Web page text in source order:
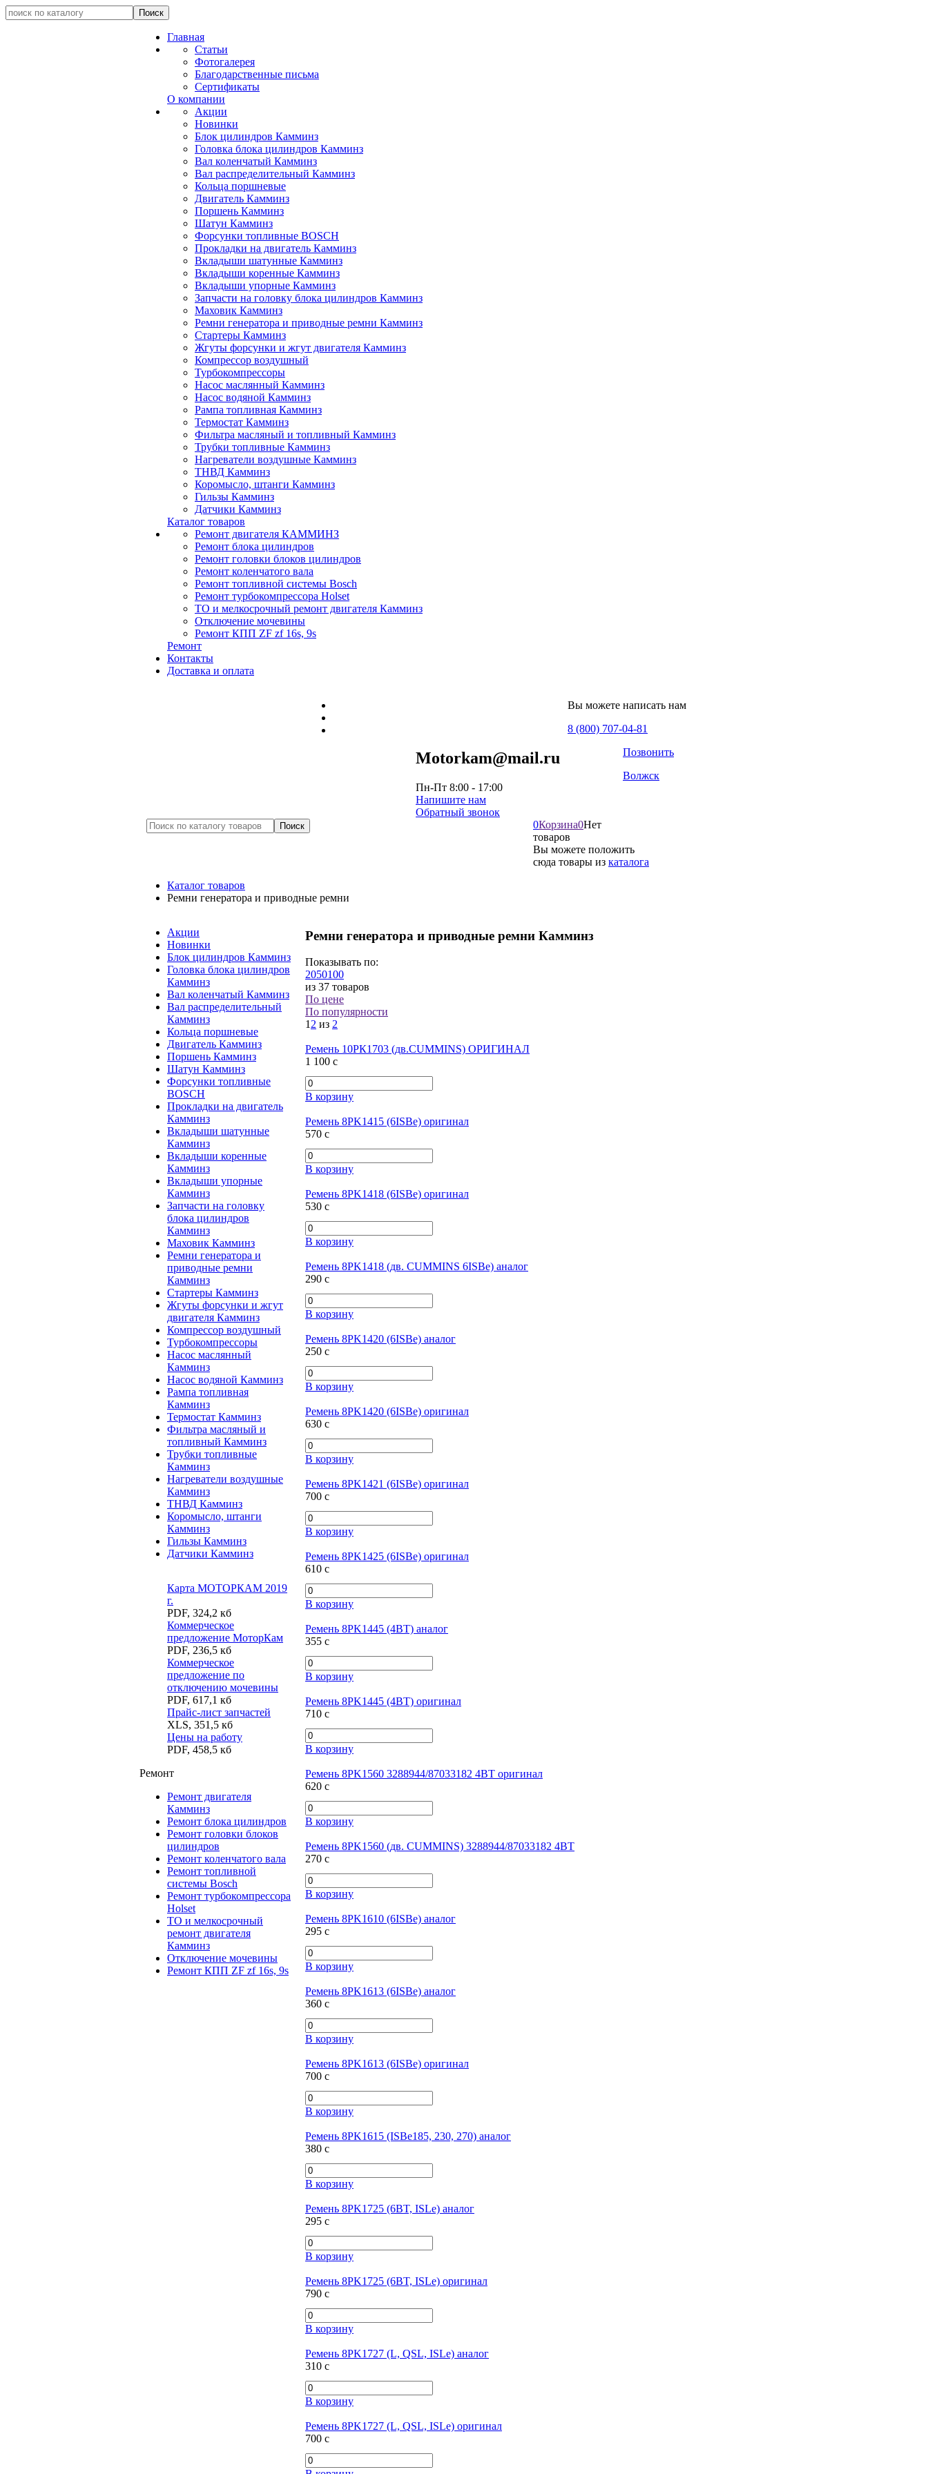
Главная
Статьи
Фотогалерея
Благодарственные письма
Сертификаты
О компании
Акции
Новинки
Блок цилиндров Камминз
Головка блока цилиндров Камминз
Вал коленчатый Камминз
Вал распределительный Камминз
Кольца поршневые
Двигатель Камминз
Поршень Камминз
Шатун Камминз
Форсунки топливные BOSCH
Прокладки на двигатель Камминз
Вкладыши шатунные Камминз
Вкладыши коренные Камминз
Вкладыши упорные Камминз
Запчасти на головку блока цилиндров Камминз
Маховик Камминз
Ремни генератора и приводные ремни Камминз
Стартеры Камминз
Жгуты форсунки и жгут двигателя Камминз
Компрессор воздушный
Турбокомпрессоры
Насос маслянный Камминз
Насос водяной Камминз
Рампа топливная Камминз
Термостат Камминз
Фильтра масляный и топливный Камминз
Трубки топливные Камминз
Нагреватели воздушные Камминз
ТНВД Камминз
Коромысло, штанги Камминз
Гильзы Камминз
Датчики Камминз
Каталог товаров
Ремонт двигателя КАММИНЗ
Ремонт блока цилиндров
Ремонт головки блоков цилиндров
Ремонт коленчатого вала
Ремонт топливной системы Bosch
Ремонт турбокомпрессора Holset
ТО и мелкосрочный ремонт двигателя Камминз
Отключение мочевины
Ремонт КПП ZF zf 16s, 9s
Ремонт
Контакты
Доставка и оплата
Вы можете написать нам
8 (800) 707-04-81
Motorkam@mail.ru
Пн-Пт 8:00 - 17:00
Напишите нам
Обратный звонок
Позвонить
Волжск
0Корзина0Нет
товаров
Вы можете положить
сюда товары из каталога
Каталог товаров
Ремни генератора и приводные ремни
Акции
Новинки
Блок цилиндров Камминз
Головка блока цилиндров
Камминз
Вал коленчатый Камминз
Вал распределительный
Камминз
Кольца поршневые
Двигатель Камминз
Поршень Камминз
Шатун Камминз
Форсунки топливные
BOSCH
Прокладки на двигатель
Камминз
Вкладыши шатунные
Камминз
Вкладыши коренные
Камминз
Вкладыши упорные
Камминз
Запчасти на головку
блока цилиндров
Камминз
Маховик Камминз
Ремни генератора и
приводные ремни
Камминз
Стартеры Камминз
Жгуты форсунки и жгут
двигателя Камминз
Компрессор воздушный
Турбокомпрессоры
Насос маслянный
Камминз
Насос водяной Камминз
Рампа топливная
Камминз
Термостат Камминз
Фильтра масляный и
топливный Камминз
Трубки топливные
Камминз
Нагреватели воздушные
Камминз
ТНВД Камминз
Коромысло, штанги
Камминз
Гильзы Камминз
Датчики Камминз
Карта МОТОРКАМ 2019
г.
PDF, 324,2 кб
Коммерческое
предложение МоторКам
PDF, 236,5 кб
Коммерческое
предложение по
отключению мочевины
PDF, 617,1 кб
Прайс-лист запчастей
XLS, 351,5 кб
Цены на работу
PDF, 458,5 кб
Ремонт
Ремонт двигателя
Камминз
Ремонт блока цилиндров
Ремонт головки блоков
цилиндров
Ремонт коленчатого вала
Ремонт топливной
системы Bosch
Ремонт турбокомпрессора
Holset
ТО и мелкосрочный
ремонт двигателя
Камминз
Отключение мочевины
Ремонт КПП ZF zf 16s, 9s
Ремни генератора и приводные ремни Камминз
Показывать по:
2050100
из 37 товаров
По цене
По популярности
1 2 из 2
Ремень 10РК1703 (дв.CUMMINS) ОРИГИНАЛ
1 100 c
В корзину
Ремень 8PK1415 (6ISBe) оригинал
570 c
В корзину
Ремень 8PK1418 (6ISBe) оригинал
530 c
В корзину
Ремень 8PK1418 (дв. CUMMINS 6ISBe) аналог
290 c
В корзину
Ремень 8PK1420 (6ISBe) аналог
250 c
В корзину
Ремень 8PK1420 (6ISBe) оригинал
630 c
В корзину
Ремень 8PK1421 (6ISBe) оригинал
700 c
В корзину
Ремень 8PK1425 (6ISBe) оригинал
610 c
В корзину
Ремень 8PK1445 (4BT) аналог
355 c
В корзину
Ремень 8PK1445 (4BT) оригинал
710 c
В корзину
Ремень 8PK1560 3288944/87033182 4BT оригинал
620 c
В корзину
Ремень 8PK1560 (дв. CUMMINS) 3288944/87033182 4BT
270 c
В корзину
Ремень 8PK1610 (6ISBe) аналог
295 c
В корзину
Ремень 8PK1613 (6ISBe) аналог
360 c
В корзину
Ремень 8PK1613 (6ISBe) оригинал
700 c
В корзину
Ремень 8PK1615 (ISBe185, 230, 270) аналог
380 c
В корзину
Ремень 8PK1725 (6BT, ISLe) аналог
295 c
В корзину
Ремень 8PK1725 (6BT, ISLe) оригинал
790 c
В корзину
Ремень 8PK1727 (L, QSL, ISLe) аналог
310 c
В корзину
Ремень 8PK1727 (L, QSL, ISLe) оригинал
700 c